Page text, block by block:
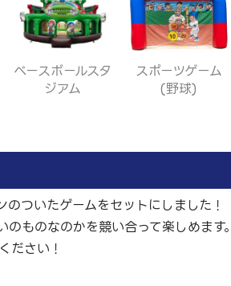
ベースボールスタ
ジアム
スポーツゲーム
(野球)
ついたゲームをセットにしました！
ものなのかを競い合って楽しめます。
ださい！